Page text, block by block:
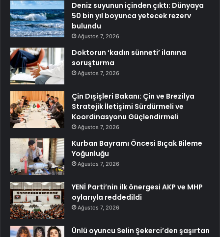
Deniz suyunun içinden çıktı: Dünyaya
50 bin yıl boyunca yetecek rezerv
bulundu
Ağustos 7, 2026
Doktorun ‘kadın sünneti’ ilanına
soruşturma
Ağustos 7, 2026
Çin Dışişleri Bakanı: Çin ve Brezilya
Stratejik İletişimi Sürdürmeli ve
Koordinasyonu Güçlendirmeli
Ağustos 7, 2026
Kurban Bayramı Öncesi Bıçak Bileme
Yoğunluğu
Ağustos 7, 2026
YENİ Parti’nin ilk önergesi AKP ve MHP
oylarıyla reddedildi
Ağustos 7, 2026
Ünlü oyuncu Selin Şekerci’den şaşırtan